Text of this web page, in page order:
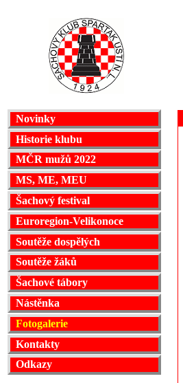
Novinky
Historie klubu
MČR mužů 2022
MS, ME, MEU
Šachový festival
Euroregion-Velikonoce
Soutěže dospělých
Soutěže žáků
Šachové tábory
Nástěnka
Fotogalerie
Kontakty
Odkazy